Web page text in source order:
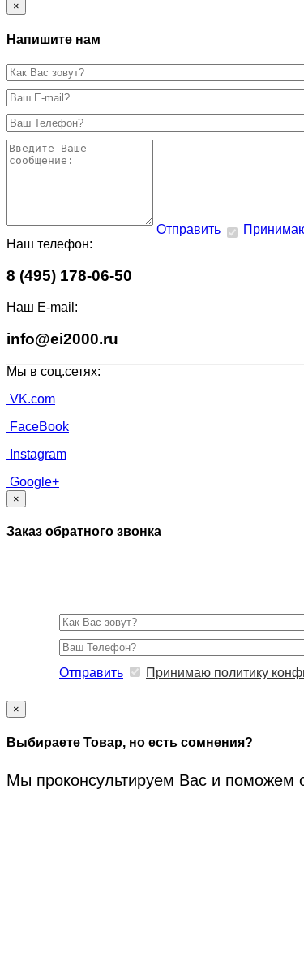
×
Напишите нам
Отправить
Наш телефон:
8 (495) 178-06-50
Наш E-mail:
info@ei2000.ru
Мы в соц.сетях:
VK.com
FaceBook
Instagram
Google+
×
Заказ обратного звонка
Отправить Принимаю политику
×
Выбираете Товар, но есть сомнения?
Мы проконсультируем Вас и поможем